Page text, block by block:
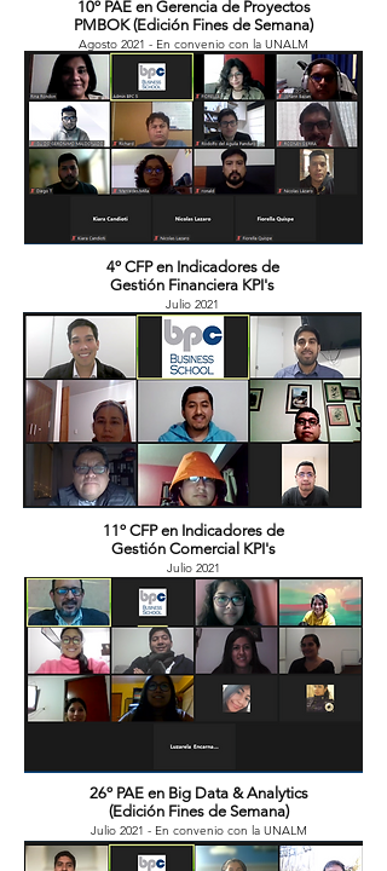
10º PAE en Gerencia de Proyectos
PMBOK (Edición Fines de Semana)
Agosto 2021 - En convenio con la UNALM
4º CFP en Indicadores de
Gestión Financiera KPI's
Julio 2021
11º CFP en Indicadores de
Gestión Comercial KPI's
Julio 2021
26º PAE en Big Data & Analytics
(Edición Fines de Semana)
Julio 2021 - En convenio con la UNALM